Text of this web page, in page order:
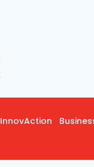
InnovAction